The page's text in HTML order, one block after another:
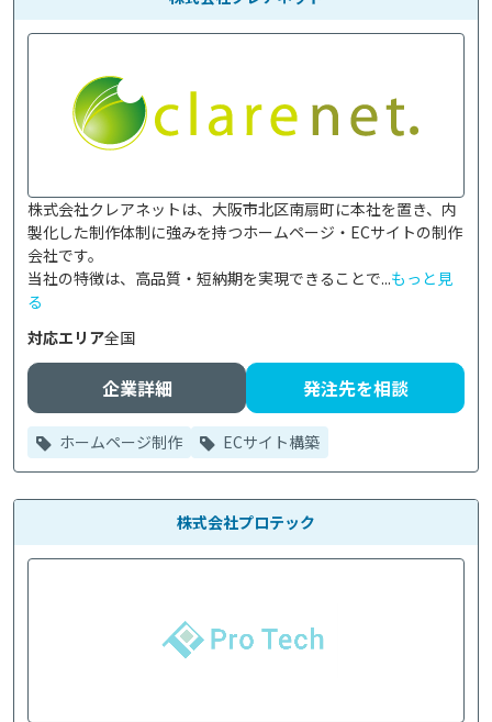
株式会社クレアネットは、大阪市北区南扇町に本社を置き、内
製化した制作体制に強みを持つホームページ・ECサイトの制作
会社です。
当社の特徴は、高品質・短納期を実現できることで...もっと見
る
対応エリア全国
企業詳細 発注先を相談
ホームページ制作 ECサイト構築
株式会社プロテック